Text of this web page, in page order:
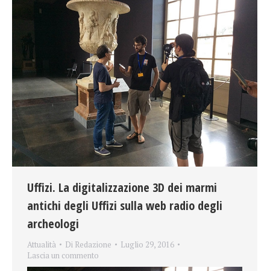
Uffizi. La digitalizzazione 3D dei marmi
antichi degli Uffizi sulla web radio degli
archeologi
Attualità Di Redazione
Luglio 29, 2016
Lascia un commento